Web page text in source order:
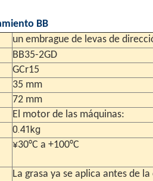
BB
un embrague de levas de
BB35-2GD
GCr15
35 mm
72 mm
El motor de las máquinas:
0.41kg
¥30°C a +100°C
La grasa ya se aplica antes de